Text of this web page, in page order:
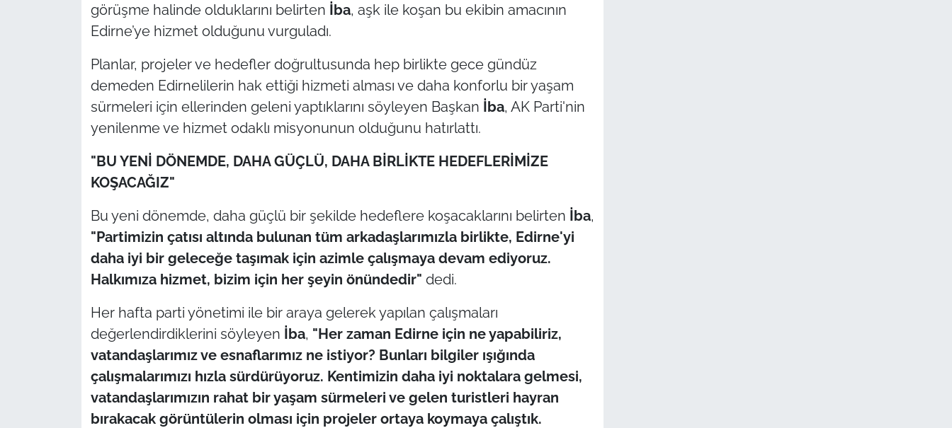
görüşme halinde olduklarını belirten İba, aşk ile koşan bu ekibin amacının
Edirne’ye hizmet olduğunu vurguladı.
Planlar, projeler ve hedefler doğrultusunda hep birlikte gece gündüz
demeden Edirnelilerin hak ettiği hizmeti alması ve daha konforlu bir yaşam
sürmeleri için ellerinden geleni yaptıklarını söyleyen Başkan İba, AK Parti'nin
yenilenme ve hizmet odaklı misyonunun olduğunu hatırlattı.
"BU YENİ DÖNEMDE, DAHA GÜÇLÜ, DAHA BİRLİKTE HEDEFLERİMİZE
KOŞACAĞIZ"
Bu yeni dönemde, daha güçlü bir şekilde hedeflere koşacaklarını belirten İba,
"Partimizin çatısı altında bulunan tüm arkadaşlarımızla birlikte, Edirne'yi
daha iyi bir geleceğe taşımak için azimle çalışmaya devam ediyoruz.
Halkımıza hizmet, bizim için her şeyin önündedir" dedi.
Her hafta parti yönetimi ile bir araya gelerek yapılan çalışmaları
değerlendirdiklerini söyleyen İba, "Her zaman Edirne için ne yapabiliriz,
vatandaşlarımız ve esnaflarımız ne istiyor? Bunları bilgiler ışığında
çalışmalarımızı hızla sürdürüyoruz. Kentimizin daha iyi noktalara gelmesi,
vatandaşlarımızın rahat bir yaşam sürmeleri ve gelen turistleri hayran
bırakacak görüntülerin olması için projeler ortaya koymaya çalıştık.
Bilim Teknoloji
Canlı Maç